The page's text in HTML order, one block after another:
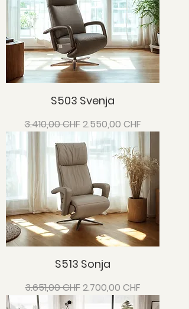
S503 Svenja
Standardpreis
3.410,00 CHFSale-Preis
2.550,00 CHF
S513 Sonja
Standardpreis
3.651,00 CHFSale-Preis
2.700,00 CHF